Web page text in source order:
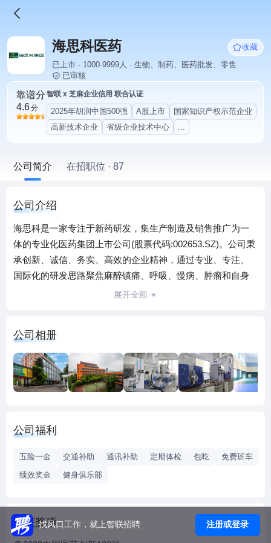
海思科医药
收藏
已上市 · 1000-9999人 · 生物、制药、医药批发、零售
已审核
靠谱分
4.6分
智联 x 芝麻企业信用 联合认证
2025年胡润中国500强 A股上市
国家知识产权示范企业
高新技术企业
省级企业技术中心 ...
公司简介 在招职位 · 87
公司介绍
海思科是一家专注于新药研发，集生产制造及销售推广为一
体的专业化医药集团上市公司(股票代码:002653.SZ)。公司秉
承创新、诚信、务实、高效的企业精神，通过专业、专注、
国际化的研发思路聚焦麻醉镇痛、呼吸、慢病、肿瘤和自身
免疫等疾病领域，目前已经建立一系列具有自主知识产权的
海思科以行业领先的综合创新实力，获得“2024年中国创新力
医药企业”称号，连续多年荣获“中国医药研发产品线最佳工业
企业”、“中国医药工业百强企业”等多项荣誉，入选“2023年度
中国化药企业TOP100”榜单，及荣登福布斯2021中国最具创
入制剂等多样的开发与检测分析平台，持续推进筛选、分析
研团队，为新药的研发提供了强有力的保障。截止2025年3
脂酰胆碱注射液及其制备方法专利获得了中国专利优秀奖。
2020年12月，中国首个自主研发且具有全球自主知识产权的
展开全部
公司相册
公司福利
五险一金 交通补助 通讯补助 定期体检 包吃
免费班车
绩效奖金
健身俱乐部
荣获奖项找风口工作，就上智联招聘 注册或登录